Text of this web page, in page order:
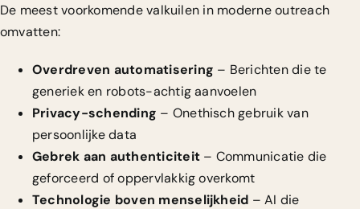
De meest voorkomende valkuilen in moderne outreach
omvatten:
Overdreven automatisering – Berichten die te
generiek en robots-achtig aanvoelen
Privacy-schending – Onethisch gebruik van
persoonlijke data
Gebrek aan authenticiteit– Communicatie die
geforceerd of oppervlakkig overkomt
Technologie boven menselijkheid – AI die